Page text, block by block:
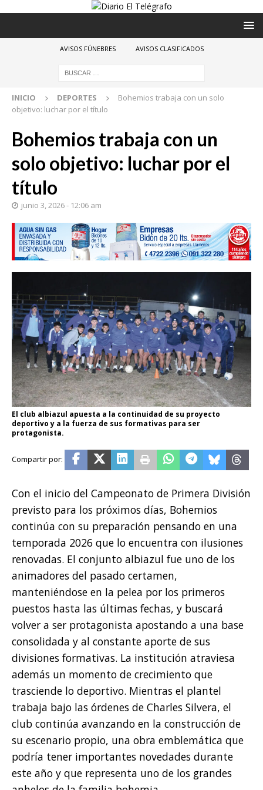
AVISOS FÚNEBRES AVISOS CLASIFICADOS
INICIO DEPORTES
Bohemios trabaja con un solo
objetivo: luchar por el título
Bohemios trabaja con un
solo objetivo: luchar por el
título
junio 3, 2026 - 12:06 am
El club albiazul apuesta a la continuidad de su proyecto
deportivo y a la fuerza de sus formativas para ser
protagonista.
Con el inicio del Campeonato de Primera División
previsto para los próximos días, Bohemios
continúa con su preparación pensando en una
temporada 2026 que lo encuentra con ilusiones
renovadas. El conjunto albiazul fue uno de los
animadores del pasado certamen,
manteniéndose en la pelea por los primeros
puestos hasta las últimas fechas, y buscará
volver a ser protagonista apostando a una base
consolidada y al constante aporte de sus
divisiones formativas. La institución atraviesa
además un momento de crecimiento que
trasciende lo deportivo. Mientras el plantel
trabaja bajo las órdenes de Charles Silvera, el
club continúa avanzando en la construcción de
su escenario propio, una obra emblemática que
podría tener importantes novedades durante
este año y que representa uno de los grandes